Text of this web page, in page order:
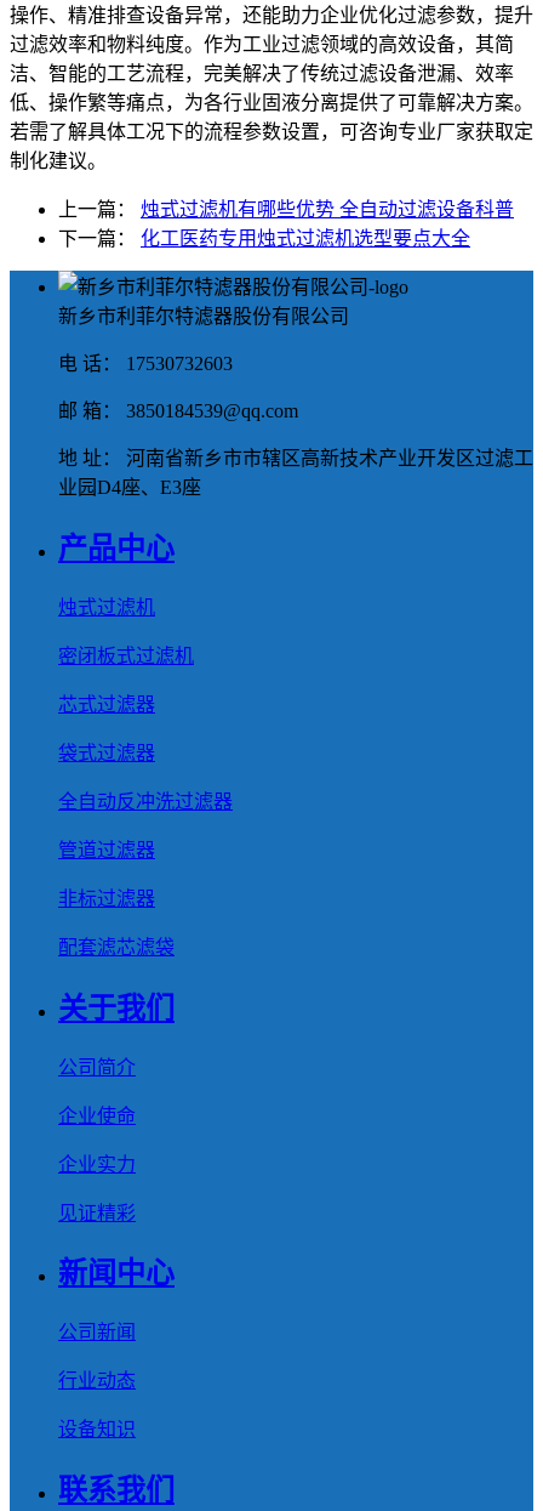
操作、精准排查设备异常，还能助力企业优化过滤参数，提升
过滤效率和物料纯度。作为工业过滤领域的高效设备，其简
洁、智能的工艺流程，完美解决了传统过滤设备泄漏、效率
低、操作繁等痛点，为各行业固液分离提供了可靠解决方案。
若需了解具体工况下的流程参数设置，可咨询专业厂家获取定
制化建议。
上一篇： 烛式过滤机有哪些优势 全自动过滤设备科普
下一篇： 化工医药专用烛式过滤机选型要点大全
新乡市利菲尔特滤器股份有限公司
电 话： 17530732603
邮 箱： 3850184539@qq.com
地 址： 河南省新乡市市辖区高新技术产业开发区过滤工
业园D4座、E3座
产品中心
烛式过滤机
密闭板式过滤机
芯式过滤器
袋式过滤器
全自动反冲洗过滤器
管道过滤器
非标过滤器
配套滤芯滤袋
关于我们
公司简介
企业使命
企业实力
见证精彩
新闻中心
公司新闻
行业动态
设备知识
联系我们